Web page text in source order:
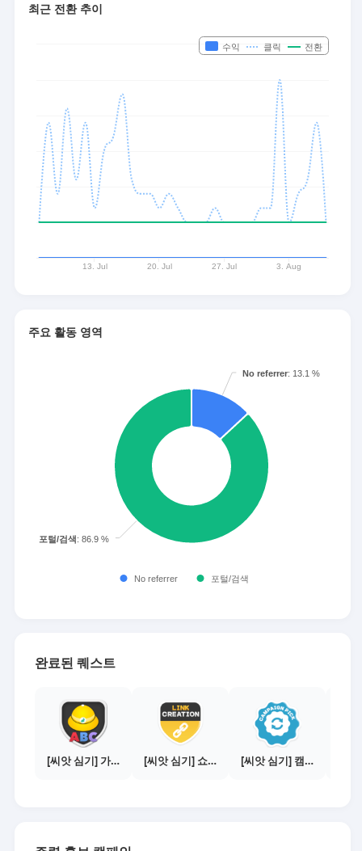
최근 전환 추이
주요 활동 영역
완료된 퀘스트
[씨앗 심기] 가이드보기 - 매체별 활동 가이드 [씨앗 심기] 쇼핑몰 링크 발급하기 - 제휴몰 10곳 [씨앗 심기] 캠페인 전환하기